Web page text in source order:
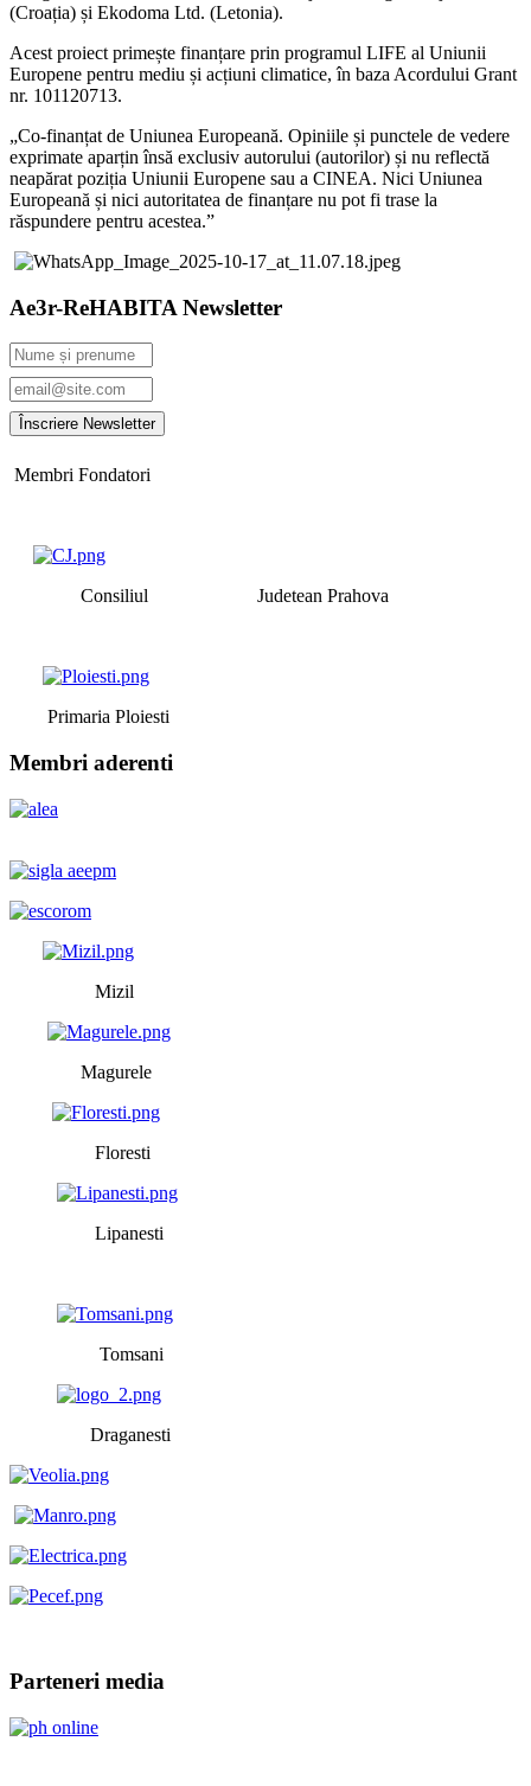
(Croația) și Ekodoma Ltd. (Letonia).
Acest proiect primește finanțare prin programul LIFE al Uniunii
Europene pentru mediu și acțiuni climatice, în baza Acordului Grant
nr. 101120713.
„Co-finanțat de Uniunea Europeană. Opiniile și punctele de vedere
exprimate aparțin însă exclusiv autorului (autorilor) și nu reflectă
neapărat poziția Uniunii Europene sau a CINEA. Nici Uniunea
Europeană și nici autoritatea de finanțare nu pot fi trase la
răspundere pentru acestea.”
Ae3r-ReHABITA Newsletter
Membri Fondatori
Consiliul Judetean Prahova
Primaria Ploiesti
Membri aderenti
Mizil
Magurele
Floresti
Lipanesti
Tomsani
Draganesti
Parteneri media